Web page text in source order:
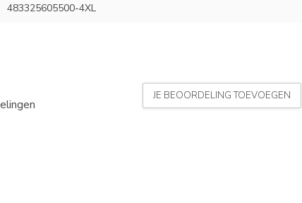
483325605500-4XL
JE BEOORDELING TOEVOEGEN